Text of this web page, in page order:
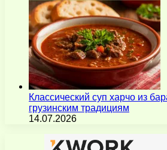
Классический суп харчо из
грузинским традициям
14.07.2026